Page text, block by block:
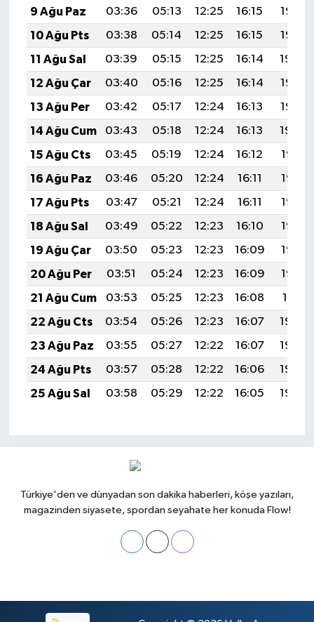
9 Ağu Paz
03:36 05:13 12:25 16:15
19:27
10 Ağu Pts
03:38 05:14 12:25 16:15
19:25
11 Ağu Sal
03:39 05:15 12:25 16:14
19:24
12 Ağu Çar
03:40 05:16 12:25 16:14
19:23
13 Ağu Per
03:42 05:17 12:24 16:13
19:22
14 Ağu Cum
03:43 05:18 12:24 16:13
19:20
15 Ağu Cts
03:45 05:19 12:24 16:12
19:19
16 Ağu Paz
03:46 05:20 12:24 16:11
19:18
17 Ağu Pts
03:47 05:21 12:24 16:11
19:16
18 Ağu Sal
03:49 05:22 12:23 16:10
19:15
19 Ağu Çar
03:50 05:23 12:23 16:09
19:14
20 Ağu Per
03:51 05:24 12:23 16:09
19:12
21 Ağu Cum
03:53 05:25 12:23 16:08
19:11
22 Ağu Cts
03:54 05:26 12:23 16:07
19:09
23 Ağu Paz
03:55 05:27 12:22 16:07
19:08
24 Ağu Pts
03:57 05:28 12:22 16:06
19:06
25 Ağu Sal
03:58 05:29 12:22 16:05 19:05
Türkiye'den ve dünyadan son dakika haberleri, köşe yazıları,
magazinden siyasete, spordan seyahate her konuda Flow!